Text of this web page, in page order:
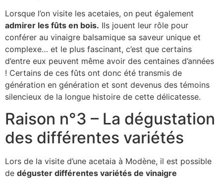
Lorsque l’on visite les acetaies, on peut également
admirer les fûts en bois. Ils jouent leur rôle pour
conférer au vinaigre balsamique sa saveur unique et
complexe… et le plus fascinant, c’est que certains
d’entre eux peuvent même avoir des centaines d’années
! Certains de ces fûts ont donc été transmis de
génération en génération et sont devenus des témoins
silencieux de la longue histoire de cette délicatesse.
Raison n°3 – La dégustation
des différentes variétés
Lors de la visite d’une acetaia à Modène, il est possible
de déguster différentes variétés de vinaigre